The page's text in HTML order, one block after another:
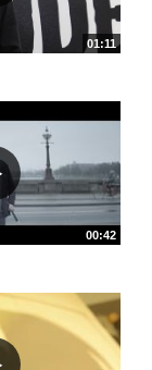
01:11
00:42